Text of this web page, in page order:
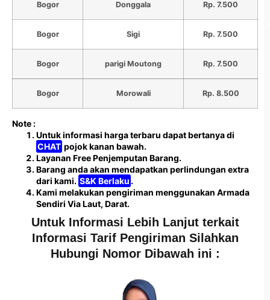
Bogor Donggala Rp. 7.500
Bogor Sigi Rp. 7.500
Bogor parigi Moutong Rp. 7.500
Bogor Morowali Rp. 8.500
Note :
Untuk informasi harga terbaru dapat bertanya di
CHAT pojok kanan bawah.
Layanan Free Penjemputan Barang.
Barang anda akan mendapatkan perlindungan extra
dari kami. S&K Berlaku .
Kami melakukan pengiriman menggunakan Armada
Sendiri Via Laut, Darat.
Untuk Informasi Lebih Lanjut terkait
Informasi Tarif Pengiriman Silahkan
Hubungi Nomor Dibawah ini :